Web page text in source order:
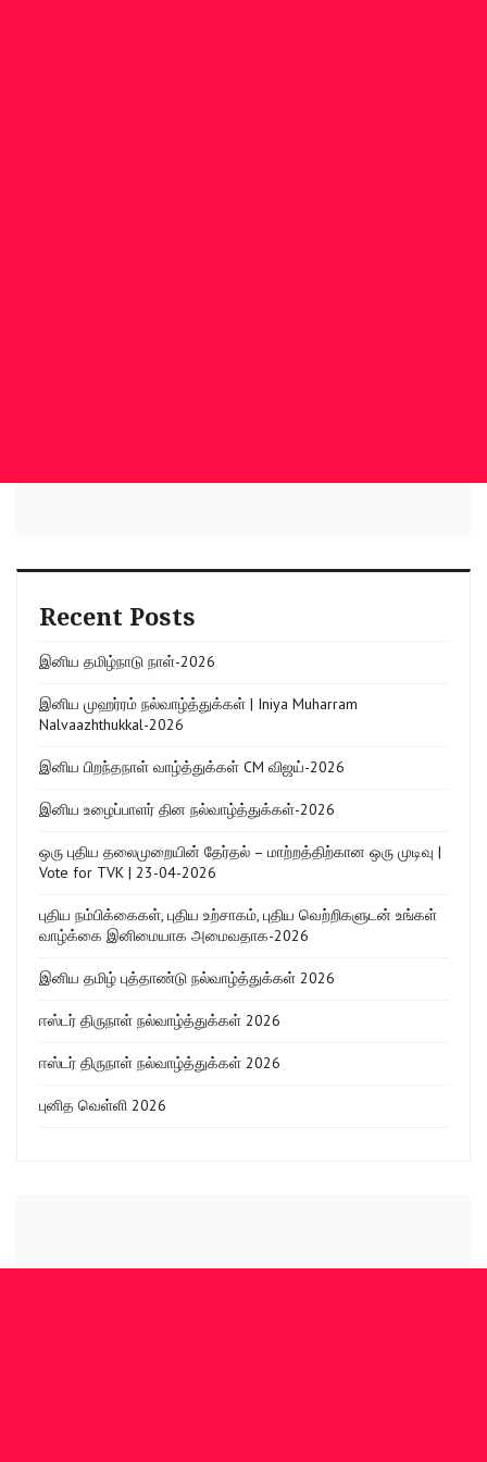
Recent Posts
இனிய தமிழ்நாடு நாள்-2026
இனிய முஹர்ரம் நல்வாழ்த்துக்கள் | Iniya Muharram
Nalvaazhthukkal-2026
இனிய பிறந்தநாள் வாழ்த்துக்கள் CM விஜய்-2026
இனிய உழைப்பாளர் தின நல்வாழ்த்துக்கள்-2026
ஒரு புதிய தலைமுறையின் தேர்தல் – மாற்றத்திற்கான ஒரு முடிவு |
Vote for TVK | 23-04-2026
புதிய நம்பிக்கைகள், புதிய உற்சாகம், புதிய வெற்றிகளுடன் உங்கள்
வாழ்க்கை இனிமையாக அமைவதாக-2026
இனிய தமிழ் புத்தாண்டு நல்வாழ்த்துக்கள் 2026
ஈஸ்டர் திருநாள் நல்வாழ்த்துக்கள் 2026
ஈஸ்டர் திருநாள் நல்வாழ்த்துக்கள் 2026
புனித வெள்ளி 2026